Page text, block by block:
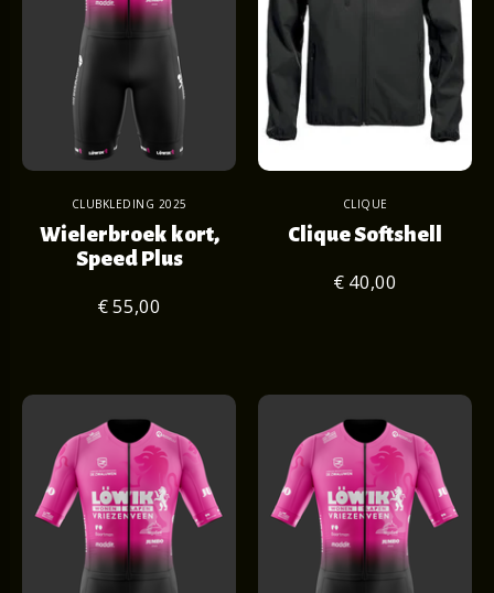
CLUBKLEDING 2025
Wielerbroek kort,
Speed Plus
€ 55,00
CLIQUE
Clique Softshell
€ 40,00